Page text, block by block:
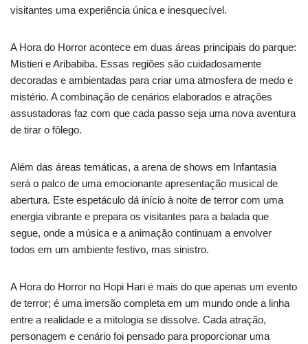
visitantes uma experiência única e inesquecível.
A Hora do Horror acontece em duas áreas principais do parque:
Mistieri e Aribabiba. Essas regiões são cuidadosamente
decoradas e ambientadas para criar uma atmosfera de medo e
mistério. A combinação de cenários elaborados e atrações
assustadoras faz com que cada passo seja uma nova aventura
de tirar o fôlego.
Além das áreas temáticas, a arena de shows em Infantasia
será o palco de uma emocionante apresentação musical de
abertura. Este espetáculo dá início à noite de terror com uma
energia vibrante e prepara os visitantes para a balada que
segue, onde a música e a animação continuam a envolver
todos em um ambiente festivo, mas sinistro.
A Hora do Horror no Hopi Hari é mais do que apenas um evento
de terror; é uma imersão completa em um mundo onde a linha
entre a realidade e a mitologia se dissolve. Cada atração,
personagem e cenário foi pensado para proporcionar uma